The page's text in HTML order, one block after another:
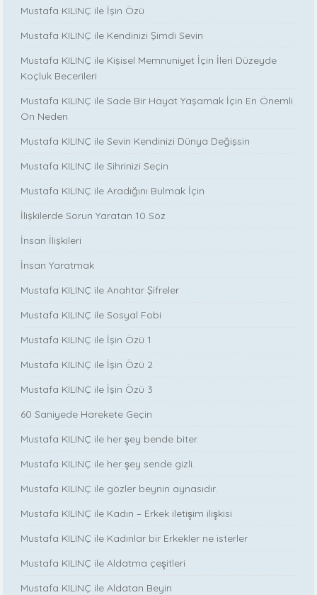
Mustafa KILINÇ ile İşin Özü
Mustafa KILINÇ ile Kendinizi Şimdi Sevin
Mustafa KILINÇ ile Kişisel Memnuniyet İçin İleri Düzeyde
Koçluk Becerileri
Mustafa KILINÇ ile Sade Bir Hayat Yaşamak İçin En Önemli
On Neden
Mustafa KILINÇ ile Sevin Kendinizi Dünya Değişsin
Mustafa KILINÇ ile Sihrinizi Seçin
Mustafa KILINÇ ile Aradığını Bulmak İçin
İlişkilerde Sorun Yaratan 10 Söz
İnsan İlişkileri
İnsan Yaratmak
Mustafa KILINÇ ile Anahtar Şifreler
Mustafa KILINÇ ile Sosyal Fobi
Mustafa KILINÇ ile İşin Özü 1
Mustafa KILINÇ ile İşin Özü 2
Mustafa KILINÇ ile İşin Özü 3
60 Saniyede Harekete Geçin
Mustafa KILINÇ ile her şey bende biter.
Mustafa KILINÇ ile her şey sende gizli.
Mustafa KILINÇ ile gözler beynin aynasıdır.
Mustafa KILINÇ ile Kadın – Erkek iletişim ilişkisi
Mustafa KILINÇ ile Kadınlar bir Erkekler ne isterler
Mustafa KILINÇ ile Aldatma çeşitleri
Mustafa KILINÇ ile Aldatan Beyin